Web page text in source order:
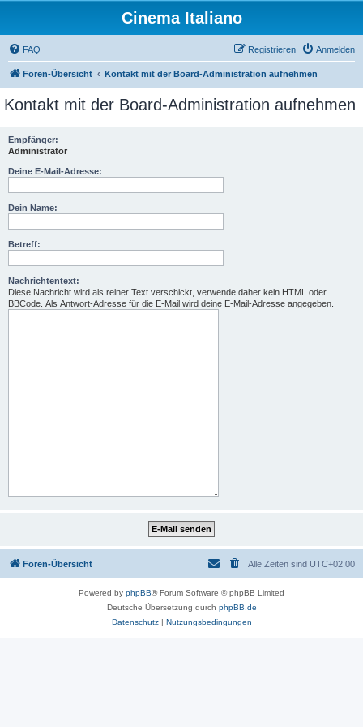
Cinema Italiano
FAQ Anmelden
Registrieren
Foren-Übersicht Kontakt mit der Board-Administration aufnehmen
Kontakt mit der Board-Administration aufnehmen
Empfänger:
Administrator
Deine E-Mail-Adresse:
Dein Name:
Betreff:
Nachrichtentext:
Diese Nachricht wird als reiner Text verschickt, verwende daher kein HTML oder
BBCode. Als Antwort-Adresse für die E-Mail wird deine E-Mail-Adresse angegeben.
Foren-Übersicht Alle Zeiten sind UTC+02:00
Powered by phpBB® Forum Software © phpBB Limited
Deutsche Übersetzung durch phpBB.de
Datenschutz| Nutzungsbedingungen